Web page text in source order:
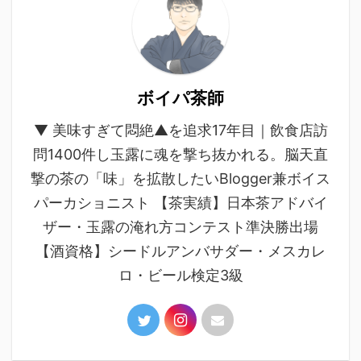
ボイパ茶師
▼ 美味すぎて悶絶▲を追求17年目｜飲食店訪
問1400件し玉露に魂を撃ち抜かれる。脳天直
撃の茶の「味」を拡散したいBlogger兼ボイス
パーカショニスト 【茶実績】日本茶アドバイ
ザー・玉露の淹れ方コンテスト準決勝出場
【酒資格】シードルアンバサダー・メスカレ
ロ・ビール検定3級